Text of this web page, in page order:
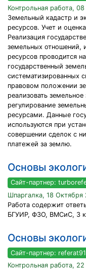
Контрольная работа,
Земельный кадастр и
ресурсов. Учет и
Реализация
земельных отношений,
ресурсов проводится
государственный
систематизированных
правовом положении
реализовать
регулирование
ресурсами. Данные
используются при
совершении сделок с
платежей за землю.
Основы
Сайт-партнер:
Шпаргалка, 18 Октября
Работа содержит
БГУИР, ФЗО, ВМСиС, 3
Основы
Сайт-партнер:
Контрольная работа,